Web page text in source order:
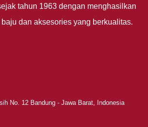
tahun 1963 dengan menghasilkan
dan aksesories yang berkualitas.
No. 12 Bandung - Jawa Barat, Indonesia